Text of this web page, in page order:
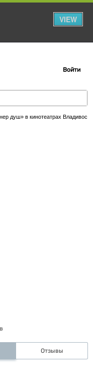
VIEW
Войти
в кинотеатрах Владивостока. Купить билеты!
Отзывы